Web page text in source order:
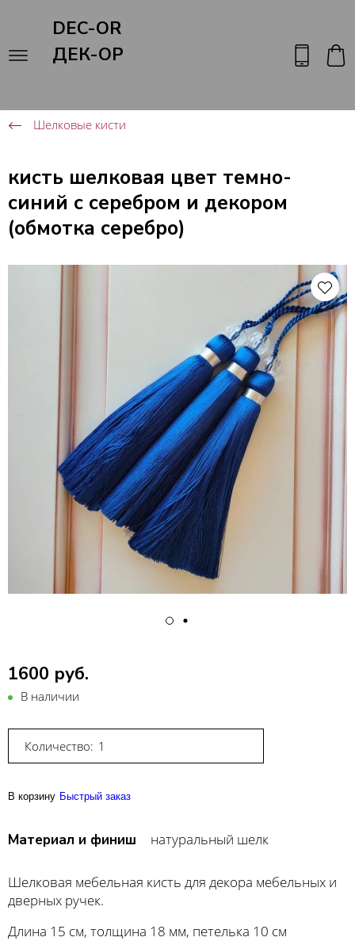
DEC-OR
ДЕК-ОР
Шелковые кисти
кисть шелковая цвет темно-
синий с серебром и декором
(обмотка серебро)
1600 руб.
В наличии
Количество:
В корзину Быстрый заказ
Материал и финиш натуральный шелк
Шелковая мебельная кисть для декора мебельных и
дверных ручек.
Длина 15 см, толщина 18 мм, петелька 10 см